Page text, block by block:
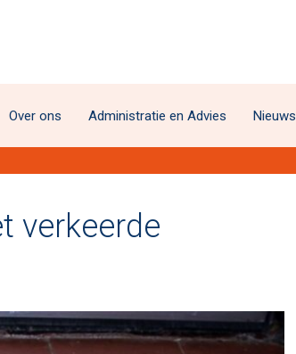
Over ons Administratie en Advies Nieuws
verkeerde